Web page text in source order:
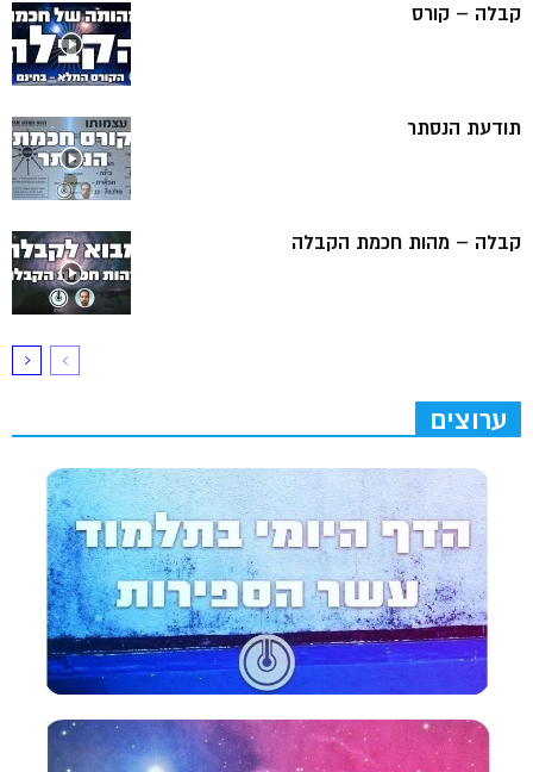
קבלה – קורס
תודעת הנסתר
קבלה – מהות חכמת הקבלה
ערוצים